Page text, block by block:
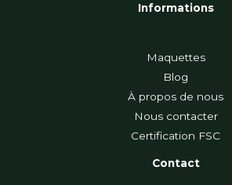
Informations
Maquettes
Blog
À propos de nous
Nous contacter
Certification FSC
Contact